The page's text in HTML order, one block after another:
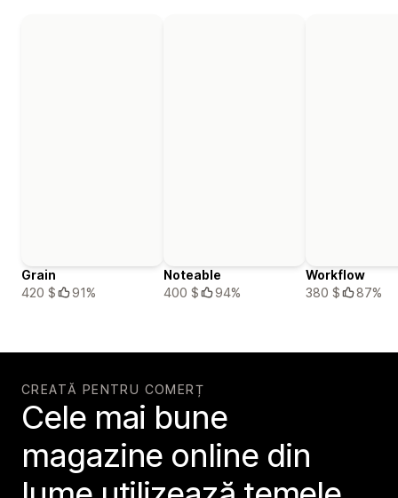
Grain
420 $
91%
Noteable
400 $
94%
Workflow
380 $
87%
CREATĂ PENTRU COMERȚ
Cele mai bune
magazine online din